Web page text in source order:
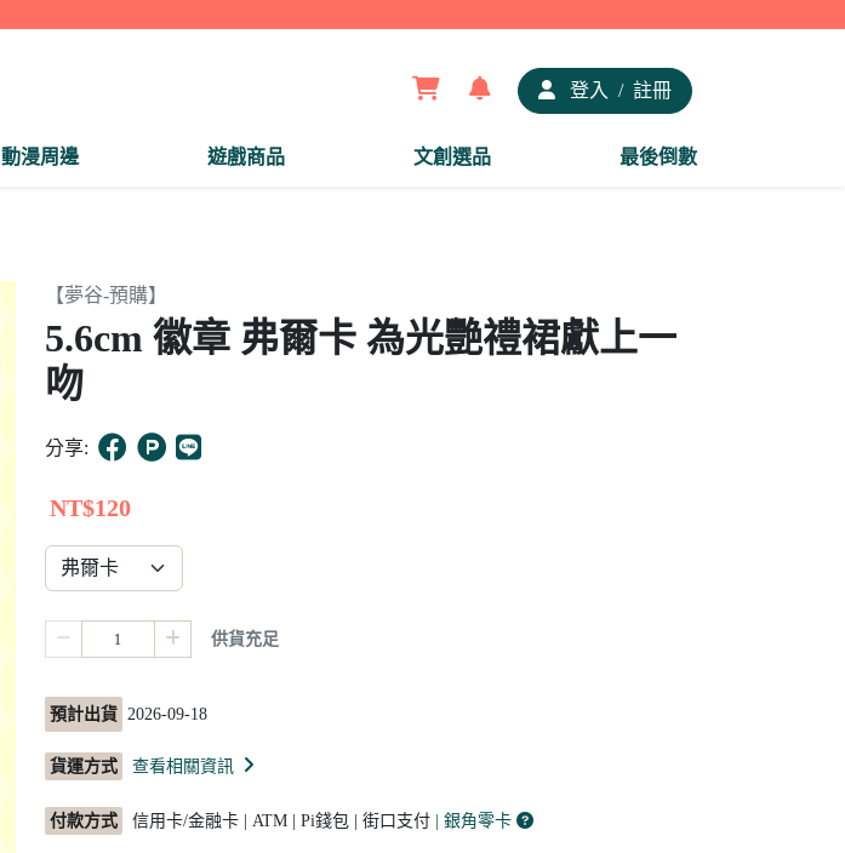
登入 / 註冊
動漫周邊 遊戲商品 文創選品 最後倒數
【夢谷-預購】
5.6cm 徽章 弗爾卡 為光艷禮裙獻上一
吻
分享:
NT$120
供貨充足
預計出貨 2026-09-18
貨運方式 查看相關資訊
付款方式 信用卡/金融卡 | ATM | Pi錢包 | 街口支付 | 銀角零卡